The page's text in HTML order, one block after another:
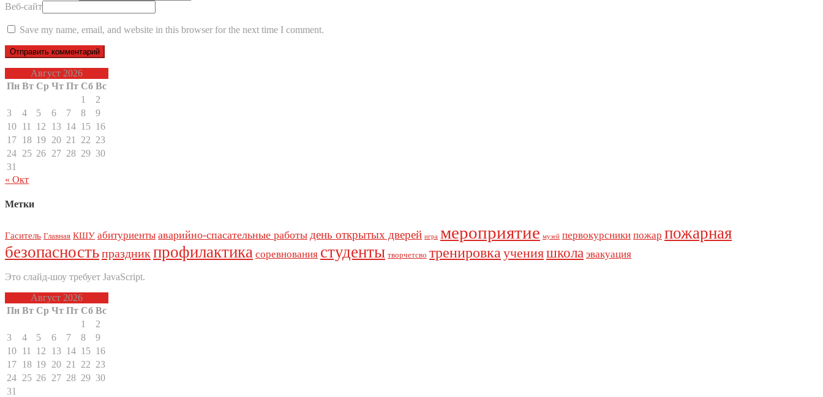
Веб-сайт
Save my name, email, and website in this browser for the next time I comment.
Август 2026
Пн Вт Ср Чт Пт Сб Вс
1
2
3
4 5 6 7 8
9
10 11 12 13 14 15 16
17 18 19 20 21 22 23
24 25 26 27 28 29 30
31
« Окт
Метки
Гаситель Главная КШУ абитуриенты аварийно-спасательные работы день открытых дверей игра мероприятие музей первокурсники пожар пожарная
безопасностьпраздникпрофилактика соревнования студенты творчетсво тренировка ученияшкола эвакуация
Это слайд-шоу требует JavaScript.
Август 2026
Пн Вт Ср Чт Пт Сб Вс
1
2
3
4 5 6 7 8
9
10 11 12 13 14 15 16
17 18 19 20 21 22 23
24 25 26 27 28 29 30
31